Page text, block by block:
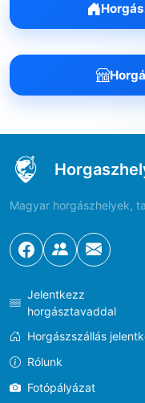
Magyar horgászhelyek,
Jelentkezz
horgásztavaddal
Horgászszállás
Rólunk
Fotópályázat